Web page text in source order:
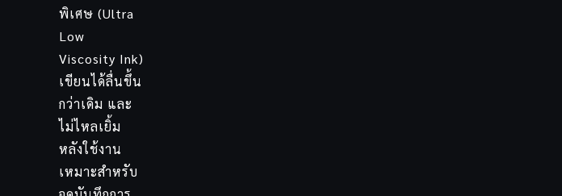
พิเศษ (Ultra
Low
Viscosity Ink)
เขียนได้ลื่นขึ้น
กว่าเดิม และ
ไม่ไหลเยิ้ม
หลังใช้งาน
เหมาะสำหรับ